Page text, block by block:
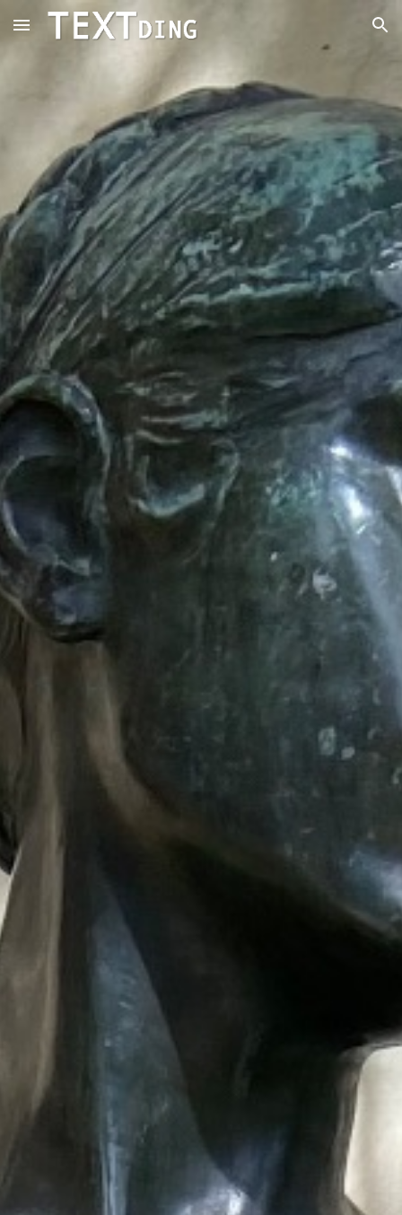
Skip to main content Skip to navigation